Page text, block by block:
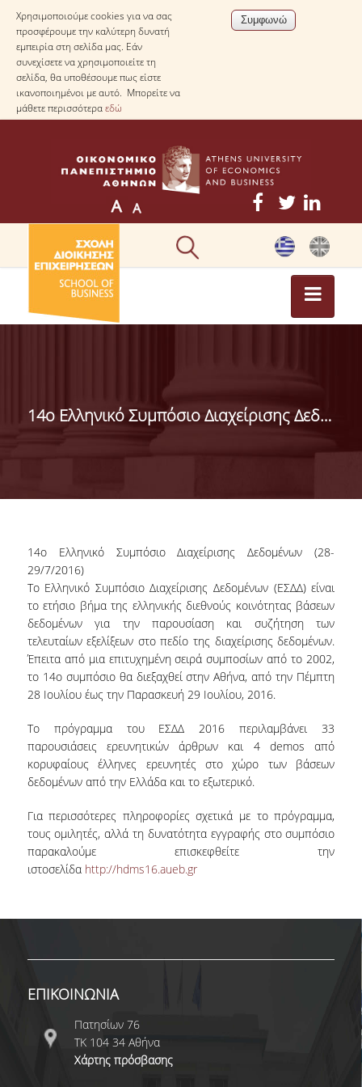
Χρησιμοποιούμε cookies για να σας
προσφέρουμε την καλύτερη δυνατή
εμπειρία στη σελίδα μας. Εάν
συνεχίσετε να χρησιμοποιείτε τη
σελίδα, θα υποθέσουμε πως είστε
ικανοποιημένοι με αυτό. Μπορείτε να
μάθετε περισσότεραεδώ
ΠΡΟΚΗΡΥΞΕΙΣ
ΠΡΟΠΤΥΧΙΑΚΕΣ
ΜΕΤΑΠΤΥΧΙΑΚΕΣ
ΣΠΟΥΔΕΣ
ΕΚΠΑΙΔΕΥΤΙΚΑ
ΕΡΓΑΣΤΗΡΙΑ
ΨΗΦΙΑΚΕΣ ΥΠΗΡΕΣΙΕΣ
E-ΓΡΑΜΜΑΤΕΙΑ
WEB-OUTLOOK
EDUPORTAL
MYAUEB APP
ΚΟΣΜΗΤΟΡΟΣ
14ο Ελληνικό Συμπόσιο Διαχείρισης Δεδομένων (28-29/7/2016)
14ο Ελληνικό Συμπόσιο Διαχείρισης Δεδομένων (28-
29/7/2016)
Το Ελληνικό Συμπόσιο Διαχείρισης Δεδομένων (ΕΣΔΔ) είναι
το ετήσιο βήμα της ελληνικής διεθνούς κοινότητας βάσεων
δεδομένων για την παρουσίαση και συζήτηση των
τελευταίων εξελίξεων στο πεδίο της διαχείρισης δεδομένων.
Έπειτα από μια επιτυχημένη σειρά συμποσίων από το 2002,
το 14ο συμπόσιο θα διεξαχθεί στην Αθήνα, από την Πέμπτη
28 Ιουλίου έως την Παρασκευή 29 Ιουλίου, 2016.
Το πρόγραμμα του ΕΣΔΔ 2016 περιλαμβάνει33
παρουσιάσεις ερευνητικών άρθρων και 4 demos από
κορυφαίους έλληνες ερευνητές στο χώρο των βάσεων
δεδομένων από την Ελλάδα και το εξωτερικό.
Για περισσότερες πληροφορίες σχετικά με το πρόγραμμα,
τους ομιλητές, αλλά τη δυνατότητα εγγραφής στο συμπόσιο
παρακαλούμε επισκεφθείτε την
ιστοσελίδα http://hdms16.aueb.gr
ΕΠΙΚΟΙΝΩΝΙΑ
Πατησίων 76
ΤΚ 104 34 Αθήνα
Χάρτης πρόσβασης